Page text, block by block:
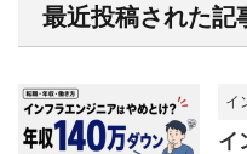
最近投稿された記
イ
イ